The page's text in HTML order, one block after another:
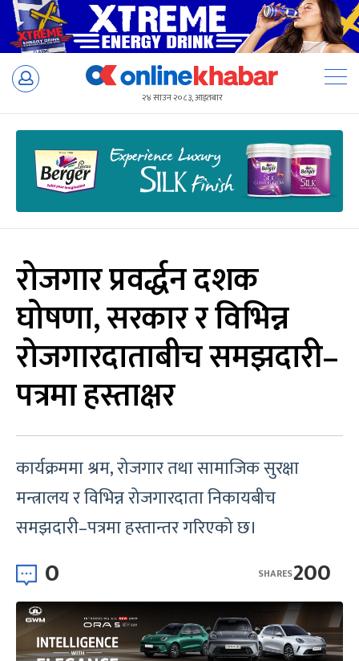
Skip
२४ साउन २०८३, आइतबार
रोजगार प्रवर्द्धन दशक
घोषणा, सरकार र विभिन्न
रोजगारदाताबीच समझदारी–
पत्रमा हस्ताक्षर
कार्यक्रममा श्रम, रोजगार तथा सामाजिक सुरक्षा
मन्त्रालय र विभिन्न रोजगारदाता निकायबीच
समझदारी–पत्रमा हस्तान्तर गरिएको छ।
0 200
SHARES